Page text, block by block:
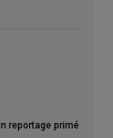
reportage primé